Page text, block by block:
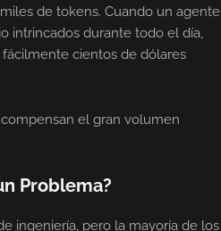
de tokens. Cuando un agente
intrincados durante todo el día,
cientos de dólares
el gran volumen
Problema?
ingeniería, pero la mayoría de los